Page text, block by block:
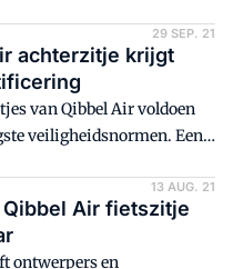
Het stoeltje
geïntegreerde MIK HD
op de bagagedrager geklikt
29 SEP. 21
achterzitje krijgt
van Qibbel Air voldoen
veiligheidsnormen. Een
de fietsstoeltjes uit
den IJssel, onlangs kreeg
Het zitje voldoet
13 AUG. 21
Qibbel Air fietszitje
ontwerpers en